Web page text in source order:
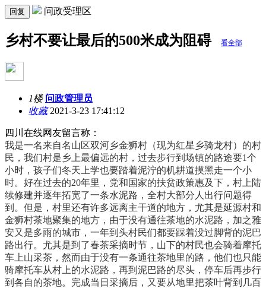
回复 问政受理区
乡村不要让最后的500米成为阻碍 看全部
1楼 问政管理员
收藏2021-3-23 17:41:12
四川在线网友留言称：
我是一名来自名山区双河乡金狮村（现为红星乡骑龙村）的村
民，我们村是乡上最偏远的村，过去步行到场镇的路途要1个
小时，孩子们冬天上学也要踏着泥泞的机耕道摸黑走一个小
时。好在过去的20年里，党和国家的扶贫政策惠及下，村上陆
续修建并逐年拓宽了一条水泥路，全村大部分人出行问题得
到。但是，村里还有许多远离主干道的地方，尤其是延源村和
金狮村茶地聚集的地方，由于没有通往茶地的水泥路，加之雅
安又是多雨的城市，一年到头村民们都要踩着没过脚背的泥巴
路出行。尤其是到了春茶采摘时节，山下的村民也会骑着摩托
车上山采茶，然而由于没有一条通往茶地里的路，他们也只能
骑摩托车从村上的水泥路，再到泥巴路的尽头，停车后再步行
到各自的茶地。完成当日采摘后，又要从地里把茶叶背到几百